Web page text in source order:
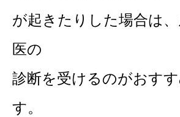
が起きたりした場合は、
医の
診断を受けるのがおす
す。